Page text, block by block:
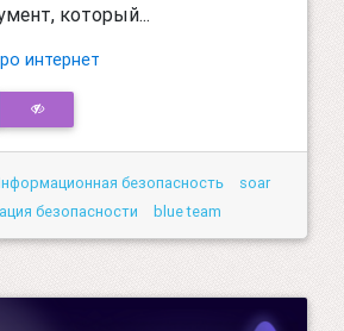
который...
интернет
безопасность
soar
безопасности blue team